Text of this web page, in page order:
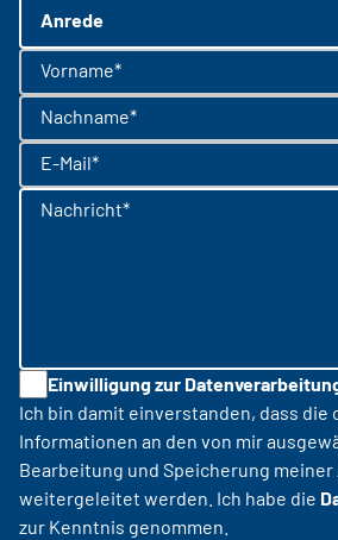
Anrede
Vorname*
Nachname*
E-Mail*
Nachricht*
Einwilligung zur
Ich bin damit einverstanden, dass die
Informationen an den von mir
Bearbeitung und Speicherung meiner
weitergeleitet werden. Ich habe die
zur Kenntnis genommen.